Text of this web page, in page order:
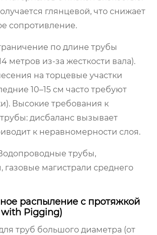
глянцевой, что снижает
сопротивление.
по длине трубы
метров из-за жесткости вала).
на торцевые участки
10–15 см часто требуют
Высокие требования к
дисбаланс вызывает
к неравномерности слоя.
трубы,
газовые магистрали среднего
распыление с протяжкой
with Pigging)
труб большого диаметра (от